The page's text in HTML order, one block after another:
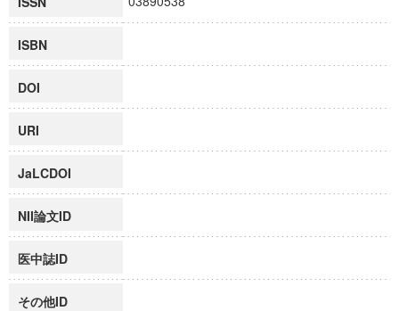
ISBN
DOI
URI
JaLCDOI
NII論文ID
医中誌ID
その他ID